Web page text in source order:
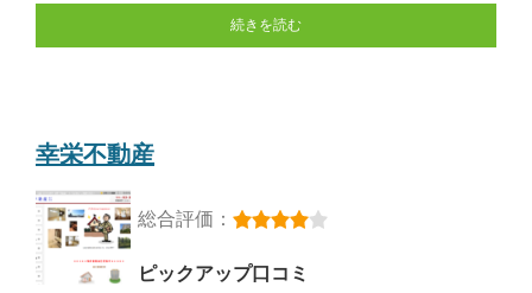
続きを読む
幸栄不動産
総合評価：
ピックアップ口コミ